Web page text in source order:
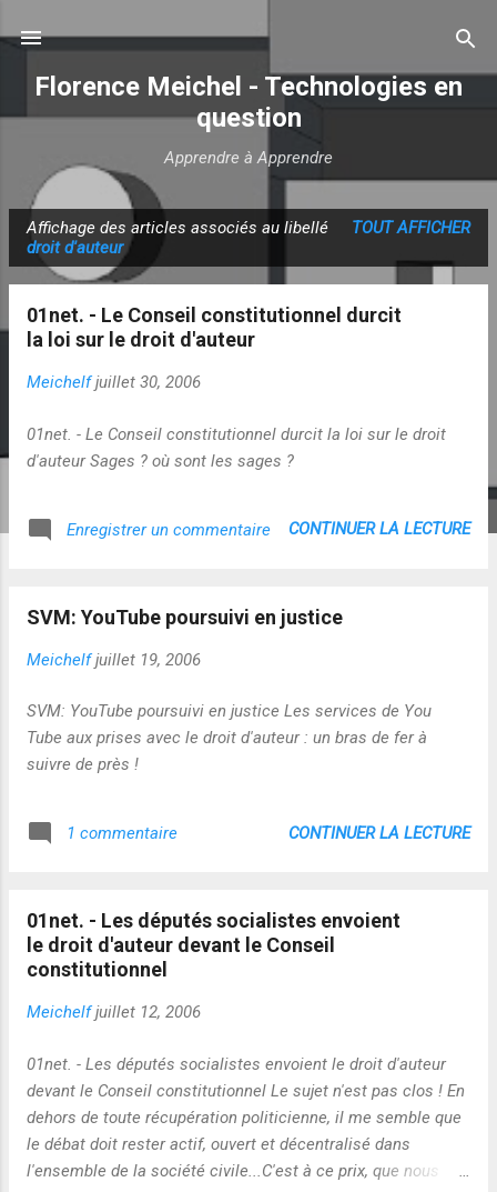
Florence Meichel - Technologies en
question
Apprendre à Apprendre
r
Affichage des articles associés au libellé
droit d'auteur
TOUT AFFICHER
01net. - Le Conseil constitutionnel durcit
la loi sur le droit d'auteur
Meichelf juillet 30, 2006
01net. - Le Conseil constitutionnel durcit la loi sur le droit
d'auteur Sages ? où sont les sages ?
Enregistrer un commentaire CONTINUER LA LECTURE
SVM: YouTube poursuivi en justice
Meichelf juillet 19, 2006
SVM: YouTube poursuivi en justice Les services de You
Tube aux prises avec le droit d'auteur : un bras de fer à
suivre de près !
1 commentaire CONTINUER LA LECTURE
01net. - Les députés socialistes envoient
le droit d'auteur devant le Conseil
constitutionnel
Meichelf juillet 12, 2006
01net. - Les députés socialistes envoient le droit d'auteur
devant le Conseil constitutionnel Le sujet n'est pas clos ! En
dehors de toute récupération politicienne, il me semble que
le débat doit rester actif, ouvert et décentralisé dans
l'ensemble de la société civile...C'est à ce prix, que nous